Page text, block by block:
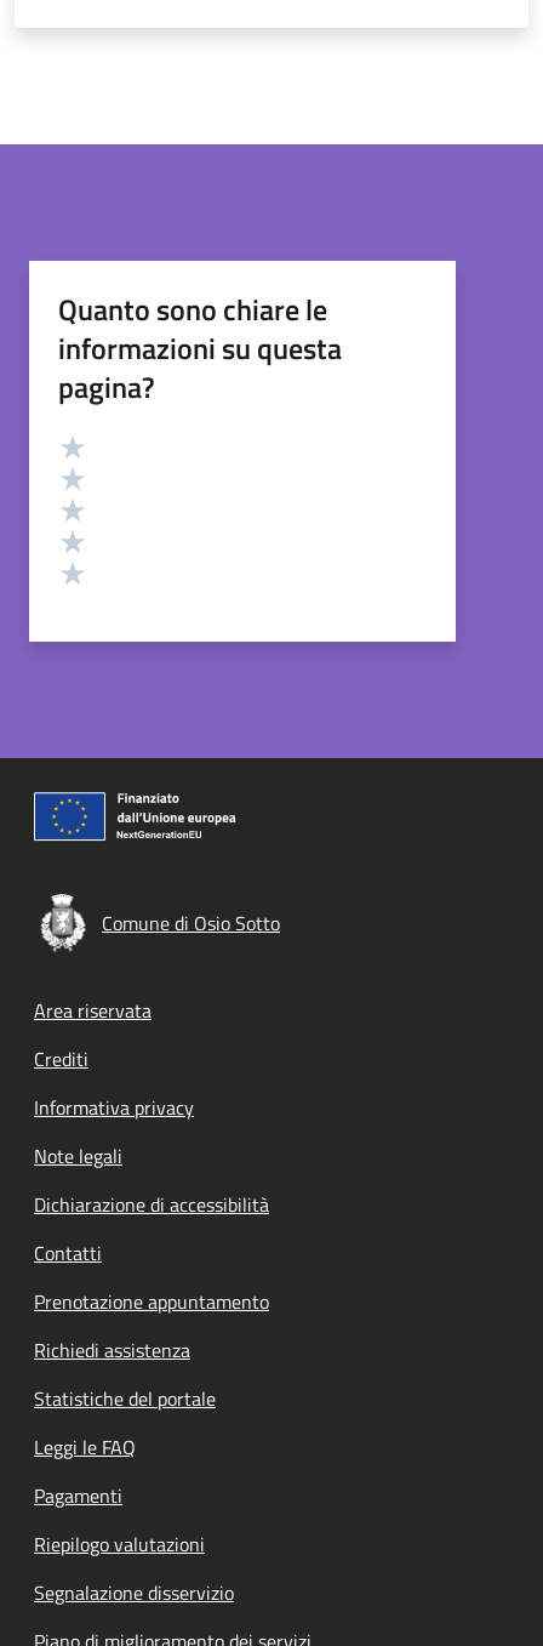
Quanto sono chiare le
informazioni su questa
pagina?
Valutazione
Comune di Osio Sotto
Footer menu
Area riservata
Crediti
Informativa privacy
Note legali
Dichiarazione di accessibilità
Contatti
Prenotazione appuntamento
Richiedi assistenza
Statistiche del portale
Leggi le FAQ
Pagamenti
Riepilogo valutazioni
Segnalazione disservizio